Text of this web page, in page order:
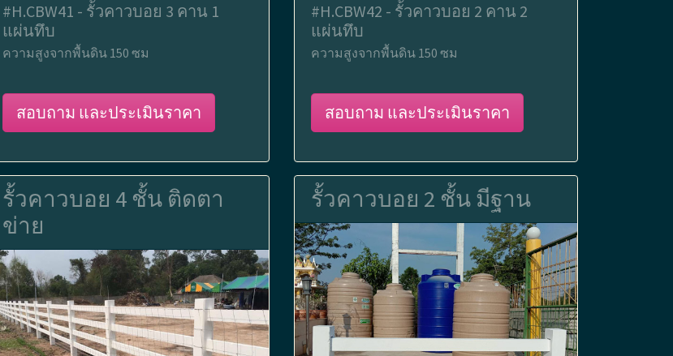
#H.CBW41 - รั้วคาวบอย 3 คาน 1
แผ่นทึบ
ความสูงจากพื้นดิน 150 ซม
สอบถาม และประเมินราคา
#H.CBW42 - รั้วคาวบอย 2 คาน 2
แผ่นทึบ
ความสูงจากพื้นดิน 150 ซม
สอบถาม และประเมินราคา
รั้วคาวบอย 4 ชั้น ติดตา
ข่าย
รั้วคาวบอย 2 ชั้น มีฐาน